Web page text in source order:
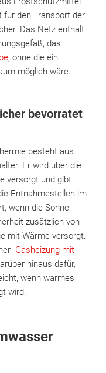
für den Transport der
Das Netz enthält
das
, ohne die ein
möglich wäre.
bevorratet
besteht aus
Er wird über die
versorgt und gibt
Entnahmestellen im
wenn die Sonne
zusätzlich von
mit Wärme versorgt.
Gasheizung mit
hinaus dafür,
wenn warmes
wird.